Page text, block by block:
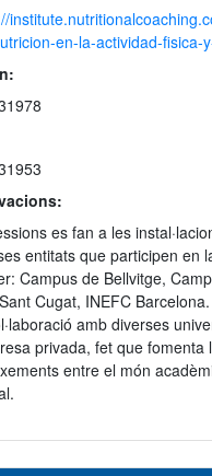
en-la-actividad-fisica-
es fan a les
entitats que participen en
Campus de Bellvitge,
Cugat, INEFC
amb diverses
privada, fet que fomenta
entre el món